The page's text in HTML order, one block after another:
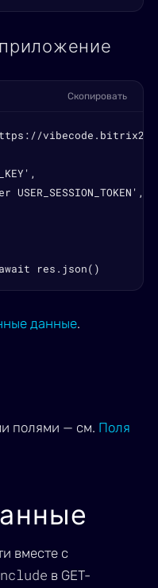
Скопировать
USER_SESSION_TOKEN',
res.json()
данные.
полями — см. Поля
вместе с
в GET-